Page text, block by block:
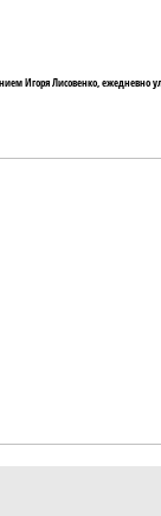
Игоря Лисовенко,